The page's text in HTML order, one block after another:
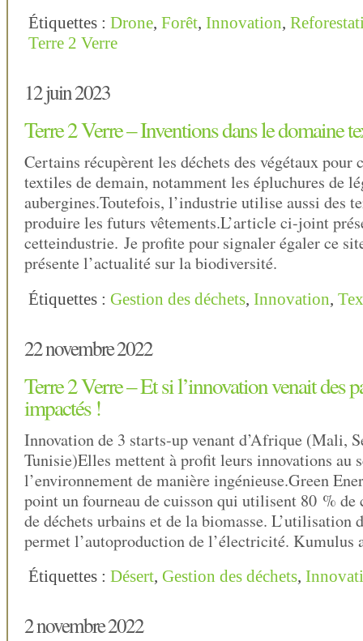
Étiquettes : Drone, Forêt, Innovation,
Terre 2 Verre
12 juin 2023
Terre 2 Verre – Inventions dans le domaine
Certains récupèrent les déchets des végétaux pour
textiles de demain, notamment les épluchures de
aubergines.Toutefois, l’industrie utilise aussi des
produire les futurs vêtements.L’article ci-joint
cetteindustrie. Je profite pour signaler égaler ce
présente l’actualité sur la biodiversité.
Étiquettes : Gestion des déchets, Innovation,
22 novembre 2022
Terre 2 Verre – Et si l’innovation venait des
impactés !
Innovation de 3 starts-up venant d’Afrique (Mali,
Tunisie)Elles mettent à profit leurs innovations au
l’environnement de manière ingénieuse.Green
point un fourneau de cuisson qui utilisent 80 % de
de déchets urbains et de la biomasse. L’utilisation
permet l’autoproduction de l’électricité.
Étiquettes : Désert, Gestion des déchets,
2 novembre 2022